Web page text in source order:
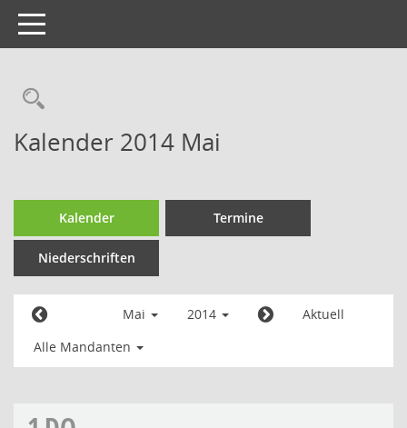
Toggle
navigation
Kalender 2014 Mai
Kalender Termine
Niederschriften
Mai 2014
Aktuell
Alle Mandanten